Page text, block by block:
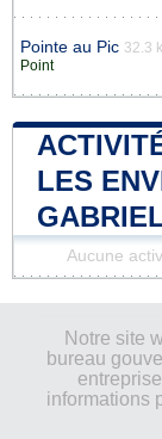
Pointe au Pic 32.3
Point
LES
Aucune
Notre site
bureau
informations